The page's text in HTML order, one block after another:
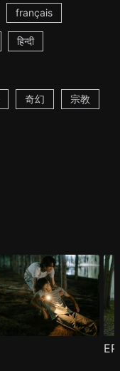
français
हिन्दी
奇幻 宗教